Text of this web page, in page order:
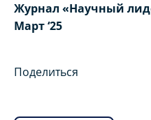
Журнал «Научный
Март ‘25
Поделиться